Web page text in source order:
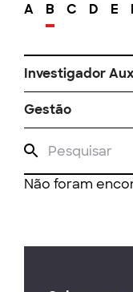
A B C D E
Investigador
Gestão
Não foram